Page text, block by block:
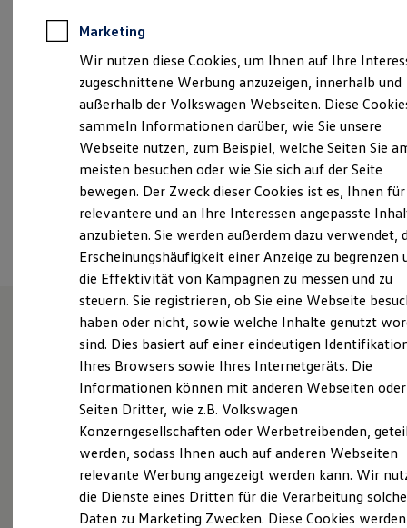
Elektroautos
ID. Tutorials
Elektrofahrzeugkonzepte
Reichweite
Reichweite der ID. Modelle
Reichweite im Winter
Laden
Laden unterwegs
Laden Zuhause
Ladestationen finden
Ladezeitensimulator
Batterie
Sicherheit
Garantie und Lebensdauer
Nachhaltigkeit
Technologie
Kosten und Kauf
Verbrauchskosten
Kaufoptionen
E-Auto-Förderung
Software und Konnektivität
ID. Software Versionen und Updates
Digitale Extras
Schnittstellen zu Ihrem ID.
Hybridautos
Marke und Erlebnis
Volkswagen R und R Experience
R-Modelle
info@ramsperger-automobile.de
Montag
Sonntag
Geschlossen
Ansprechpartner
Wie können wir
Ihnen weiterhelfen?
Probefahrt vereinbaren
Marketing
Wir nutzen diese Cookies, um Ihnen auf Ihre
zugeschnittene Werbung anzuzeigen, innerhalb und
außerhalb der Volkswagen Webseiten. Diese
sammeln Informationen darüber, wie Sie unsere
Webseite nutzen, zum Beispiel, welche Seiten Sie
meisten besuchen oder wie Sie sich auf der Seite
bewegen. Der Zweck dieser Cookies ist es, Ihnen für
relevantere und an Ihre Interessen angepasste
anzubieten. Sie werden außerdem dazu verwendet,
Erscheinungshäufigkeit einer Anzeige zu begrenzen
die Effektivität von Kampagnen zu messen und zu
steuern. Sie registrieren, ob Sie eine Webseite
haben oder nicht, sowie welche Inhalte genutzt
sind. Dies basiert auf einer eindeutigen
Ihres Browsers sowie Ihres Internetgeräts. Die
Informationen können mit anderen Webseiten oder
Seiten Dritter, wie z.B. Volkswagen
Konzerngesellschaften oder Werbetreibenden,
werden, sodass Ihnen auch auf anderen Webseiten
relevante Werbung angezeigt werden kann. Wir
die Dienste eines Dritten für die Verarbeitung
Daten zu Marketing Zwecken. Diese Cookies